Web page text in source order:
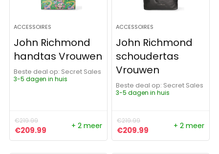
ACCESSOIRES
John Richmond
handtas Vrouwen
Beste deal op:
Secret Sales
3-5 dagen in huis
€219.99
Oorspronkelijke prijs was: €219.99.
€209.99 Huidige prijs is: €209.99.
+ 2 meer
ACCESSOIRES
John Richmond
schoudertas
Vrouwen
Beste deal op:
Secret Sales
3-5 dagen in huis
€219.99
Oorspronkelijke prijs was:
€209.99 Huidige prijs is:
+ 2 meer